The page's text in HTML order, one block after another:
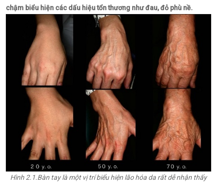
chậm biểu hiện các dấu hiệu tổn thương như đau, đỏ phù nề.
Hình 2.1.Bàn tay là một vị trí biểu hiện lão hóa da rất dễ nhận thấy